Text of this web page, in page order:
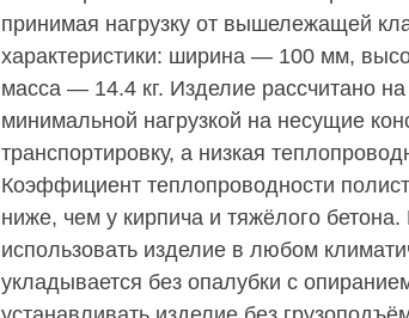
принимая нагрузку от вышележащей
характеристики: ширина — 100 мм,
масса — 14.4 кг. Изделие рассчитано
минимальной нагрузкой на несущие
транспортировку, а низкая
Коэффициент теплопроводности
ниже, чем у кирпича и тяжёлого
использовать изделие в любом
укладывается без опалубки с